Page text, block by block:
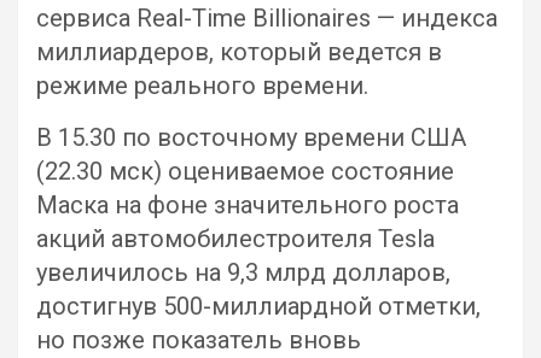
сервиса Real-Time Billionaires — индекса
миллиардеров, который ведется в
режиме реального времени.
В 15.30 по восточному времени США
(22.30 мск) оцениваемое состояние
Маска на фоне значительного роста
акций автомобилестроителя Tesla
увеличилось на 9,3 млрд долларов,
достигнув 500-миллиардной отметки,
но позже показатель вновь